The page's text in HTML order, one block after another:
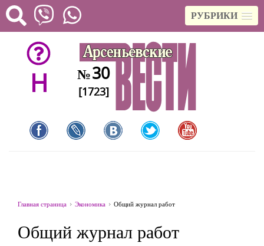
РУБРИКИ
H №30
[1723]
Главная страница Экономика Общий журнал работ
Общий журнал работ